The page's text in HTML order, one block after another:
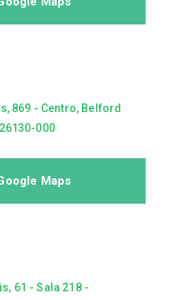
869 - Centro, Belford
000
Maps
61 - Sala 218 -